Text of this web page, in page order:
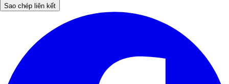
Sao chép liên kết